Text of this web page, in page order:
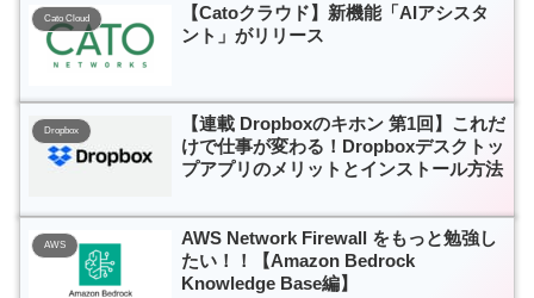
Cato Cloud
【Catoクラウド】新機能「AIアシスタ
ント」がリリース
Dropbox
【連載 Dropboxのキホン 第1回】これだ
けで仕事が変わる！Dropboxデスクトッ
プアプリのメリットとインストール方法
AWS
AWS Network Firewall をもっと勉強し
たい！！【Amazon Bedrock
Knowledge Base編】